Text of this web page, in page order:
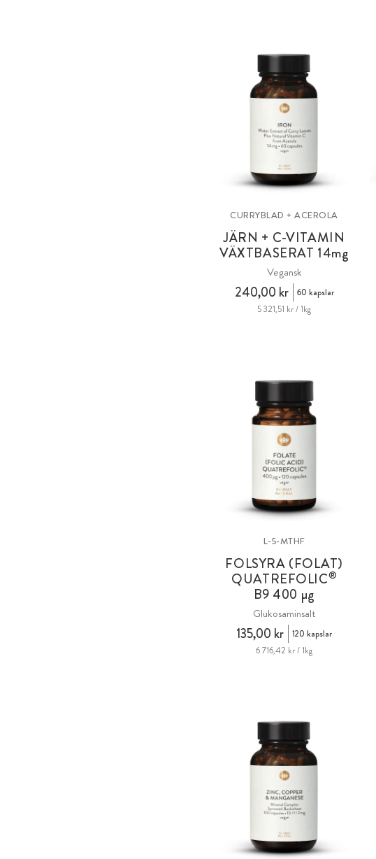
CURRYBLAD + ACEROLA
JÄRN + C-VITAMIN
VÄXTBASERAT 14mg
Vegansk
240,00 kr
60 kapslar
5 321,51 kr / 1kg
L-5-MTHF
FOLSYRA (FOLAT)
QUATREFOLIC®
B9 400 µg
Glukosaminsalt
135,00 kr
120 kapslar
6 716,42 kr / 1kg